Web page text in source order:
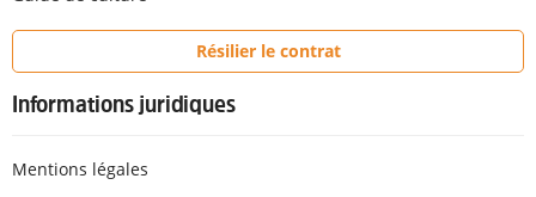
Résilier le contrat
Informations juridiques
Mentions légales